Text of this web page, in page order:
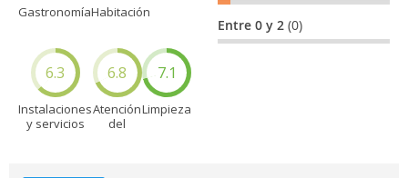
GastronomíaHabitación
6.3
Instalaciones
y servicios
6.8
Atención
del
7.1
Limpieza
Entre 0 y 2(0)